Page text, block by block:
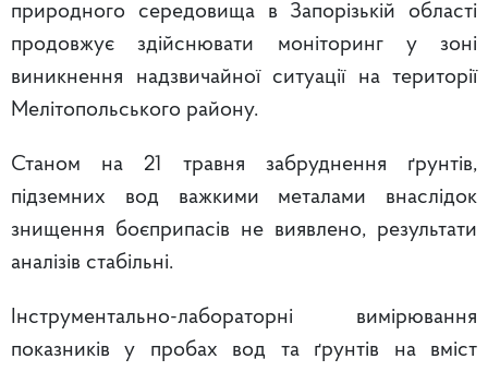
природного середовища в Запорізькій області
продовжує здійснювати моніторинг у зоні
виникнення надзвичайної ситуації на території
Мелітопольського району.
Станом на 21 травня забруднення ґрунтів,
підземних вод важкими металами внаслідок
знищення боєприпасів не виявлено, результати
аналізів стабільні.
Інструментально-лабораторні вимірювання
показників у пробах вод та ґрунтів на вміст